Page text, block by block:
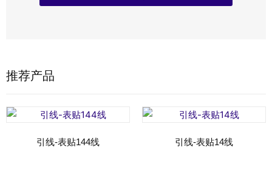
推荐产品
引线-表贴144线 引线-表贴14线